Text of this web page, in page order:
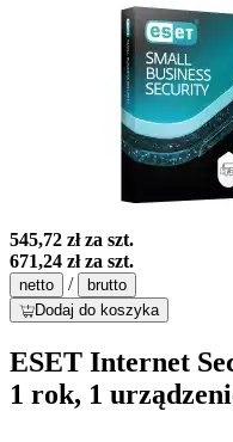
545,72 złza szt.
671,24 złza szt.
netto /
brutto
Dodaj do koszyka
ESET Internet
1 rok, 1